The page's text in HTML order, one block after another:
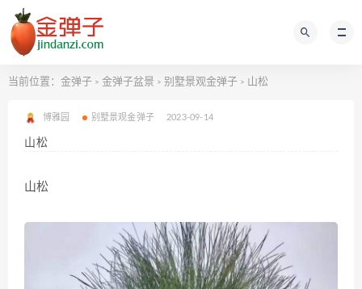
当前位置： 金弹子 > 金弹子盆景 > 别墅景观金弹子 > 山松
博雅园 别墅景观金弹子 2023-09-14
山松
山松